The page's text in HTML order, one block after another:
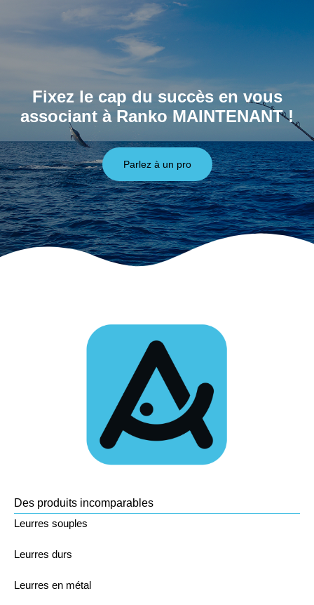
Fixez le cap du succès en vous
associant à Ranko MAINTENANT !
Parlez à un pro
Des produits incomparables
Leurres souples
Leurres durs
Leurres en métal